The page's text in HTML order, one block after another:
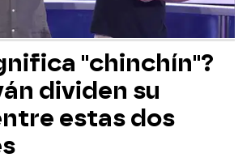
"chinchín"?
dividen su
estas dos